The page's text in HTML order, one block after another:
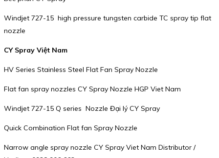
Windjet 727-15 high pressure tungsten carbide TC spray tip flat
nozzle
CY Spray Việt Nam
HV Series Stainless Steel Flat Fan Spray Nozzle
Flat fan spray nozzles CY Spray Nozzle HGP Viet Nam
Windjet 727-15 Q series Nozzle Đại lý CY Spray
Quick Combination Flat fan Spray Nozzle
Narrow angle spray nozzle CY Spray Viet Nam Distributor /